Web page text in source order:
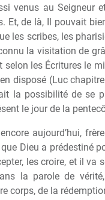
venus au Seigneur
Et, de là, Il pouvait
les scribes, les
la visitation de
selon les Écritures le
disposé (Luc
la possibilité de se
le jour de la
aujourd’hui, frè
Dieu a prédestiné
les croire, et il va
la parole de
corps, de la